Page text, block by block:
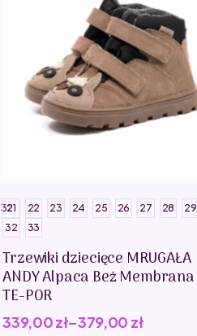
3221 22 23 24 25 26 27 28 29
32
33
Trzewiki dziecięce MRUGAŁA
ANDY Alpaca Beż Membrana
TE-POR
339,00zł–379,00 zł